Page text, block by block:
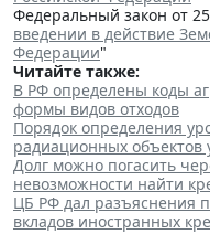
Федеральный закон от
введении в действие
Федерации"
Читайте также:
В РФ определены коды
формы видов отходов
Порядок определения
радиационных объектов
Долг можно погасить
невозможности найти
ЦБ РФ дал разъяснения
вкладов иностранных